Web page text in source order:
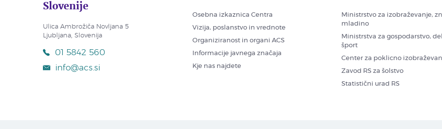
Slovenije
Ulica Ambrožiča Novljana 5
Ljubljana, Slovenija
01 5842 560
info@acs.si
Osebna izkaznica Centra
Vizija, poslanstvo in vrednote
Organiziranost in organi ACS
Informacije javnega značaja
Kje nas najdete
Ministrstvo za izobraževanje,
mladino
Ministrstva za gospodarstvo,
šport
Center za poklicno
Zavod RS za šolstvo
Statistični urad RS